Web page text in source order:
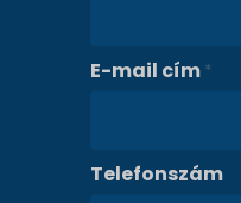
E-mail cím *
Telefonszám